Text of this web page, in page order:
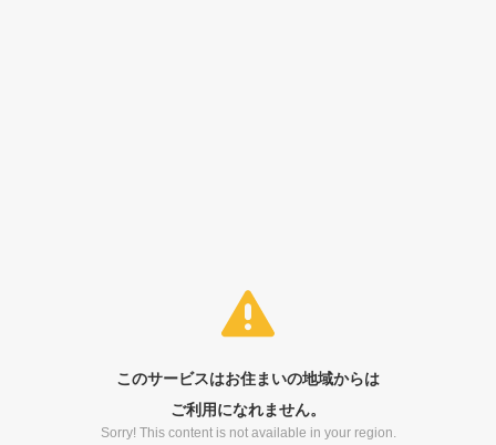
このサービスはお住まいの地域からは
ご利用になれません。
Sorry! This content is not available in your region.